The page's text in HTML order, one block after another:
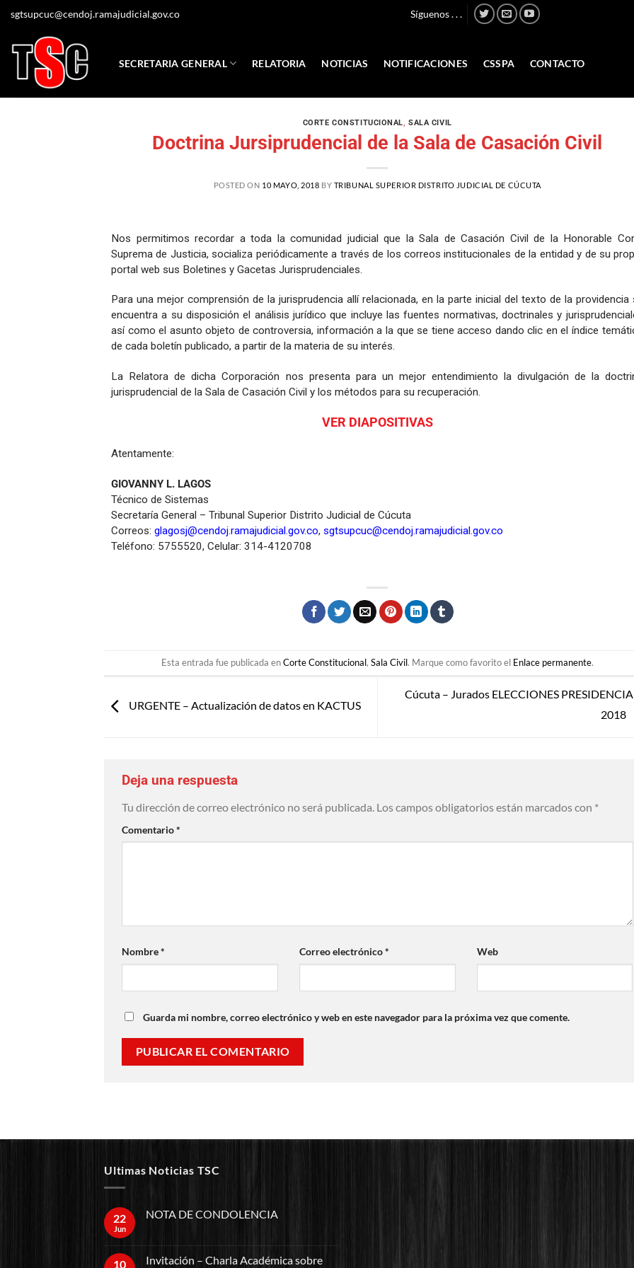
sgtsupcuc@cendoj.ramajudicial.gov.co Síguenos . . .
SECRETARIA GENERAL RELATORIA NOTICIAS NOTIFICACIONES CSSPA CONTACTO
CORTE CONSTITUCIONAL,SALA CIVIL
Doctrina Jursiprudencial de la Sala de Casación Civil
POSTED ON 10 MAYO, 2018 BY TRIBUNAL SUPERIOR DISTRITO JUDICIAL DE CÚCUTA
Nos permitimos recordar a toda la comunidad judicial que la Sala de Casación Civil de la Honorable
Suprema de Justicia, socializa periódicamente a través de los correos institucionales de la entidad y de su
portal web sus Boletines y Gacetas Jurisprudenciales.
Para una mejor comprensión de la jurisprudencia allí relacionada, en la parte inicial del texto de la providencia
encuentra a su disposición el análisis jurídico que incluye las fuentes normativas, doctrinales y
así como el asunto objeto de controversia, información a la que se tiene acceso dando clic en el índice
de cada boletín publicado, a partir de la materia de su interés.
La Relatora de dicha Corporación nos presenta para un mejor entendimiento la divulgación de la
jurisprudencial de la Sala de Casación Civil y los métodos para su recuperación.
VER DIAPOSITIVAS
Atentamente:
GIOVANNY L. LAGOS
Técnico de Sistemas
Secretaría General – Tribunal Superior Distrito Judicial de Cúcuta
Correos: glagosj@cendoj.ramajudicial.gov.co, sgtsupcuc@cendoj.ramajudicial.gov.co
Teléfono: 5755520, Celular: 314-4120708
Esta entrada fue publicada enCorte Constitucional, Sala Civil. Marque como favorito el Enlace permanente.
URGENTE – Actualización de datos en KACTUS
Cúcuta – Jurados ELECCIONES
2018
Deja una respuesta
Tu dirección de correo electrónico no será publicada. Los campos obligatorios están marcados con *
Comentario*
Nombre* Correo electrónico* Web
Guarda mi nombre, correo electrónico y web en este navegador para la próxima vez que comente.
Ultimas Noticias TSC
22
Jun
NOTA DE CONDOLENCIA
10
Invitación – Charla Académica sobre